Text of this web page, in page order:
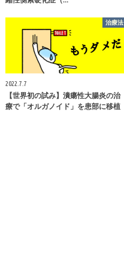
治療法
2022.7.7
【世界初の試み】潰瘍性大腸炎の治
療で「オルガノイド」を患部に移植